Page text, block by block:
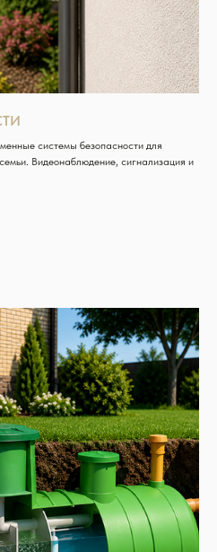
системы безопасности для
Видеонаблюдение, сигнализация и